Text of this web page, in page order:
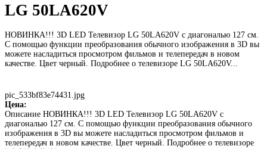
LG 50LA620V
НОВИНКА!!! 3D LED Телевизор LG 50LA620V с диагональю 127 см.
С помощью функции преобразования обычного изображения в 3D вы
можете насладиться просмотром фильмов и телепередач в новом
качестве. Цвет черный. Подробнее о телевизоре LG 50LA620V...
pic_533bf83e74431.jpg
Цена:
Описание НОВИНКА!!! 3D LED Телевизор LG 50LA620V с
диагональю 127 см. С помощью функции преобразования обычного
изображения в 3D вы можете насладиться просмотром фильмов и
телепередач в новом качестве. Цвет черный. Подробнее о телевизоре